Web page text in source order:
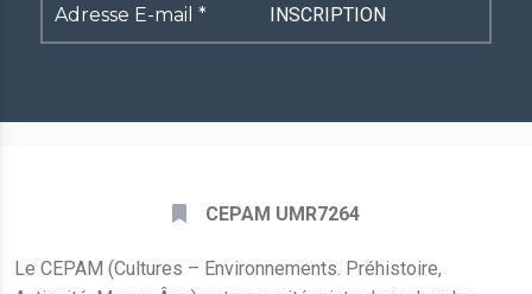
Adresse
E-
CEPAM UMR7264
Le CEPAM (Cultures – Environnements. Préhistoire,